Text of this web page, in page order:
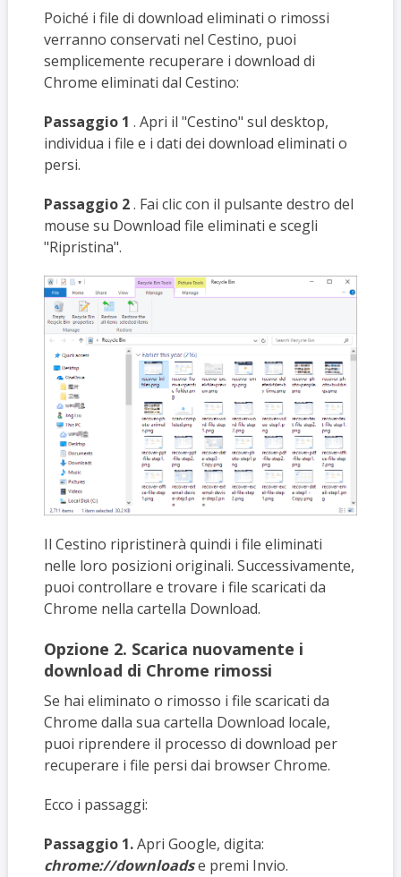
Poiché i file di download eliminati o rimossi
verranno conservati nel Cestino, puoi
semplicemente recuperare i download di
Chrome eliminati dal Cestino:
Passaggio 1 . Apri il "Cestino" sul desktop,
individua i file e i dati dei download eliminati o
persi.
Passaggio 2. Fai clic con il pulsante destro del
mouse su Download file eliminati e scegli
"Ripristina".
Il Cestino ripristinerà quindi i file eliminati
nelle loro posizioni originali. Successivamente,
puoi controllare e trovare i file scaricati da
Chrome nella cartella Download.
Opzione 2. Scarica nuovamente i
download di Chrome rimossi
Se hai eliminato o rimosso i file scaricati da
Chrome dalla sua cartella Download locale,
puoi riprendere il processo di download per
recuperare i file persi dai browser Chrome.
Ecco i passaggi:
Passaggio 1.Apri Google, digita:
chrome://downloadse premi Invio.